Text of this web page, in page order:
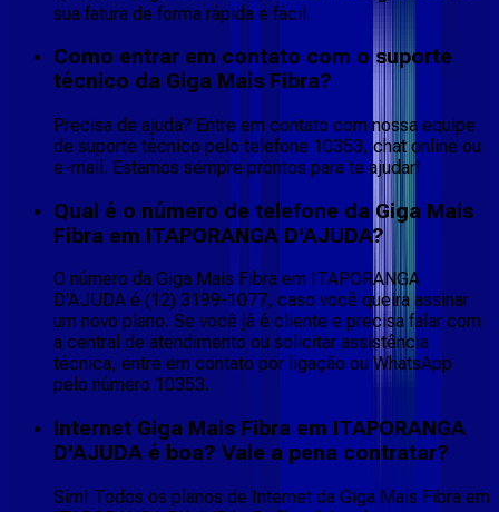
sua fatura de forma rápida e fácil.
Como entrar em contato com o suporte
técnico da Giga Mais Fibra?
Precisa de ajuda? Entre em contato com nossa equipe
de suporte técnico pelo telefone 10353, chat online ou
e-mail. Estamos sempre prontos para te ajudar!
Qual é o número de telefone da Giga Mais
Fibra em ITAPORANGA D'AJUDA?
O número da Giga Mais Fibra em ITAPORANGA
D'AJUDA é (12) 3199-1077, caso você queira assinar
um novo plano. Se você já é cliente e precisa falar com
a central de atendimento ou solicitar assistência
técnica, entre em contato por ligação ou WhatsApp
pelo número 10353.
Internet Giga Mais Fibra em ITAPORANGA
D'AJUDA é boa? Vale a pena contratar?
Sim! Todos os planos de Internet da Giga Mais Fibra em